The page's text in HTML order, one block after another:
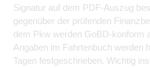
Signatur auf dem PDF-Auszug
gegenüber der prüfenden
dem Pkw werden GoBD-konform
Angaben im Fahrtenbuch werden
Tagen festgeschrieben. Wichtig